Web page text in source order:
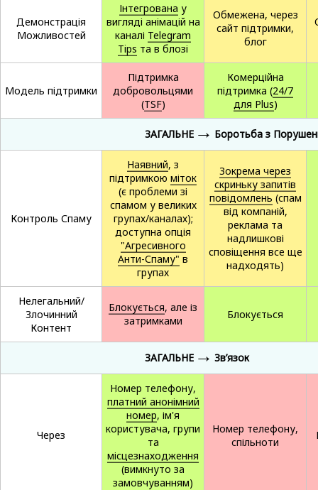
Демонстрація
Можливостей
Інтегрована у
вигляді анімацій на
каналі Telegram
Tips та в блозі
Обмежена, через
сайт підтримки,
блог
Модель підтримки
Підтримка
добровольцями
(TSF)
Комерційна
підтримка (24/7
для Plus)
ЗАГАЛЬНЕ → Боротьба з
Контроль Спаму
Наявний, з
підтримкою міток
(є проблеми зі
спамом у великих
групах/каналах);
доступна опція
"Агресивного
Анти-Спаму" в
групах
Зокрема через
скриньку запитів
повідомлень (спам
від компаній,
реклама та
надлишкові
сповіщення все ще
надходять)
Нелегальний/
Злочинний
Контент
Блокується, але із
затримками
Блокується
ЗАГАЛЬНЕ → Зв’язок
Через
Номер телефону,
платний анонімний
номер, ім'я
користувача, групи
та
місцезнаходження
(вимкнуто за
замовчуванням)
Номер телефону,
спільноти